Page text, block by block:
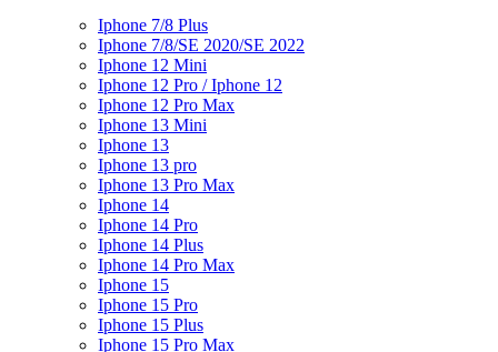
Iphone 7/8 Plus
Iphone 7/8/SE 2020/SE 2022
Iphone 12 Mini
Iphone 12 Pro / Iphone 12
Iphone 12 Pro Max
Iphone 13 Mini
Iphone 13
Iphone 13 pro
Iphone 13 Pro Max
Iphone 14
Iphone 14 Pro
Iphone 14 Plus
Iphone 14 Pro Max
Iphone 15
Iphone 15 Pro
Iphone 15 Plus
Iphone 15 Pro Max